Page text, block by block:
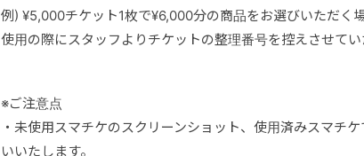
例) ¥5,000チケット1枚で¥6,000分の商品をお選びいただく
使用の際にスタッフよりチケットの整理番号を控えさせてい
※ご注意点
・未使用スマチケのスクリーンショット、使用済みスマチ
いいたします。